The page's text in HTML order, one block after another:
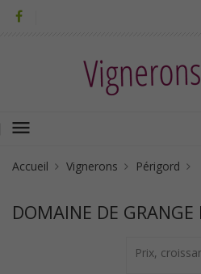
menu
Accueil Vignerons Périgord
DOMAINE DE GRANGE
Prix,